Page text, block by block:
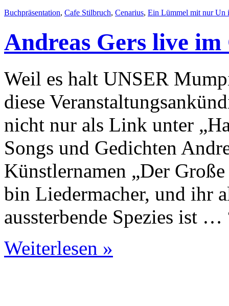
Buchpräsentation, Cafe Stilbruch, Cenarius, Ein Lümmel mit nur Un
Andreas Gers live
Weil es halt UNSER
diese
nicht nur als Link unter
Songs und Gedichten
Künstlernamen „Der
bin Liedermacher, und ihr
aussterbende Spezies ist
Weiterlesen »